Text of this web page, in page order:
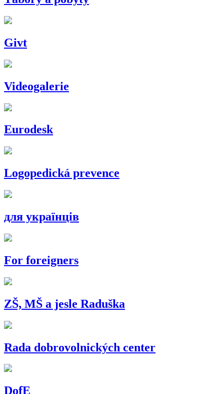
Givt
Videogalerie
Eurodesk
Logopedická prevence
для українців
For foreigners
ZŠ, MŠ a jesle Raduška
Rada dobrovolnických center
DofE